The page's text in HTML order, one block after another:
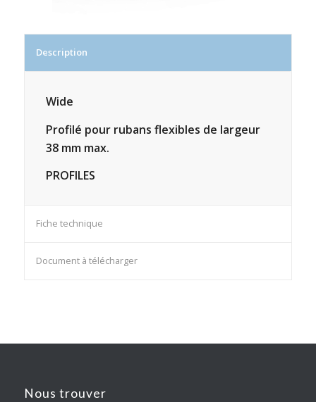
Description
Wide
Profilé pour rubans flexibles de largeur
38 mm max.
PROFILES
Fiche technique
Document à télécharger
Nous trouver